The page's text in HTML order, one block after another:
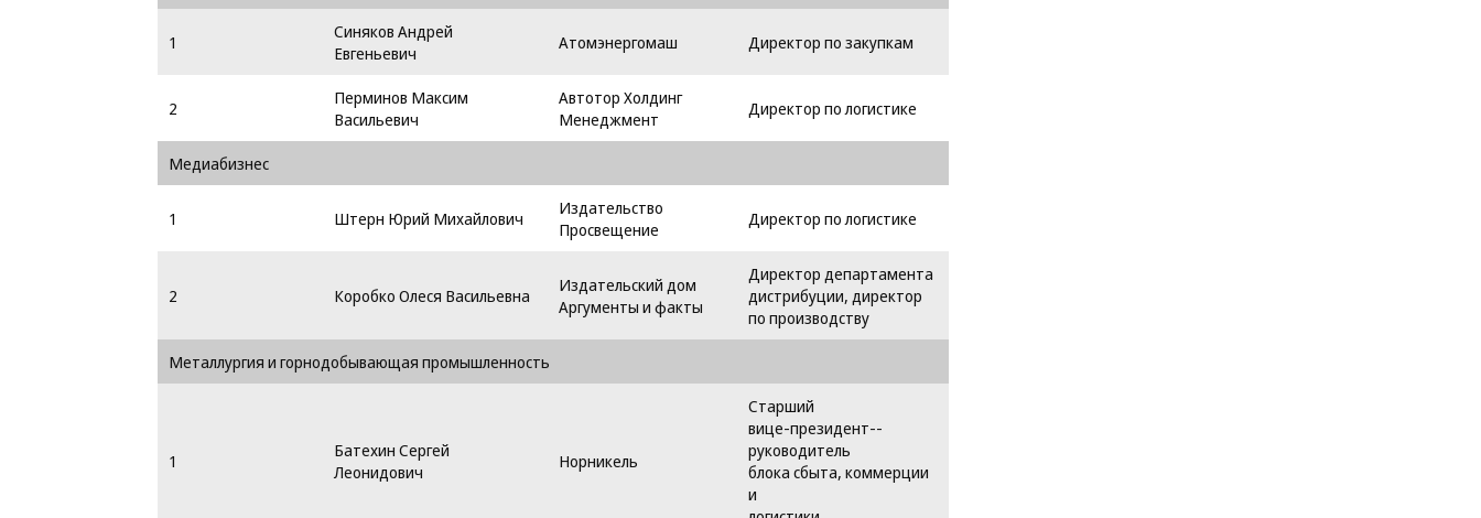
1
Синяков Андрей
Евгеньевич
Атомэнергомаш Директор по закупкам
2
Перминов Максим
Васильевич
Автотор Холдинг
Менеджмент
Директор по логистике
Медиабизнес
1 Штерн Юрий Михайлович
Издательство
Просвещение
Директор по логистике
2 Коробко Олеся Васильевна
Издательский дом
Аргументы и факты
Директор департамента
дистрибуции, директор
по производству
Металлургия и горнодобывающая промышленность
1
Батехин Сергей
Леонидович
Норникель
Старший
вице-президент--
руководитель
блока сбыта, коммерции
и